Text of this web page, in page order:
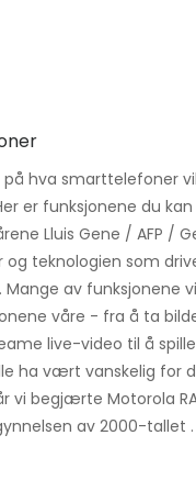
på hva smarttelefoner
er funksjonene du
Lluis Gene / AFP /
teknologien som
av funksjonene
våre - fra å ta
live-video til å
ha vært vanskelig for
vi begjærte Motorola
av 2000-tallet .